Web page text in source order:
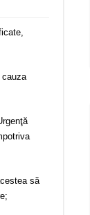
să